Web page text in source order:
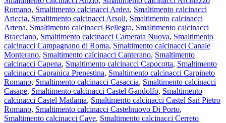
Romano, Smaltimento calcinacci Ardea, Smaltimento calcinacci
Ariccia, Smaltimento calcinacci Arsoli, Smaltimento calcinacci
Artena, Smaltimento calcinacci Bellegra, Smaltimento calcinacci
Bracciano, Smaltimento calcinacci Camerata Nuova, Smaltimento
calcinacci Campagnano di Roma, Smaltimento calcinacci Canale
Monterano, Smaltimento calcinacci Canterano, Smaltimento
calcinacci Capena, Smaltimento calcinacci Capocotta, Smaltimento
calcinacci Capranica Prenestina, Smaltimento calcinacci Carpineto
Romano, Smaltimento calcinacci Casaccia, Smaltimento calcinacci
Casape, Smaltimento calcinacci Castel Gandolfo, Smaltimento
calcinacci Castel Madama, Smaltimento calcinacci Castel San Pietro
Romano, Smaltimento calcinacci Castelnuovo Di Porto,
Smaltimento calcinacci Cave, Smaltimento calcinacci Cerreto